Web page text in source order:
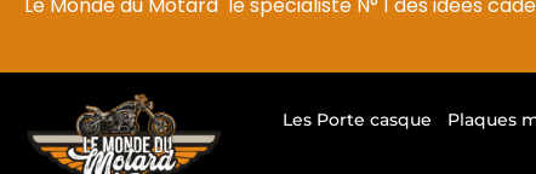
Les Porte casque Plaques